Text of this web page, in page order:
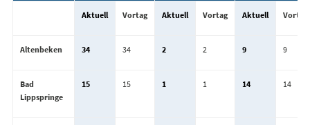
Aktuell Vortag Aktuell Vortag Aktuell Vortag
Altenbeken 34 34 2 2 9 9
Bad
Lippspringe
15 15 1 1 14 14